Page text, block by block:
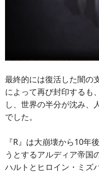
最終的には復活した闇の
によって再び封印するも
し、世界の半分が沈み、
でした。
『R』は大崩壊から10年
うとするアルディア帝国
ハルトとヒロイン・ミズ